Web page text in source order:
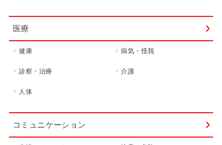
医療
健康 病気・怪我
診察・治療 介護
人体
コミュニケーション